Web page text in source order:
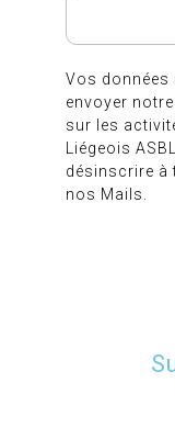
Vos données
envoyer
sur les
Liégeois
désinscrire à
nos Mails.